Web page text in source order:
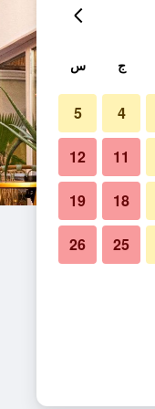
ج س
4
5
11
12
18
19
25
26